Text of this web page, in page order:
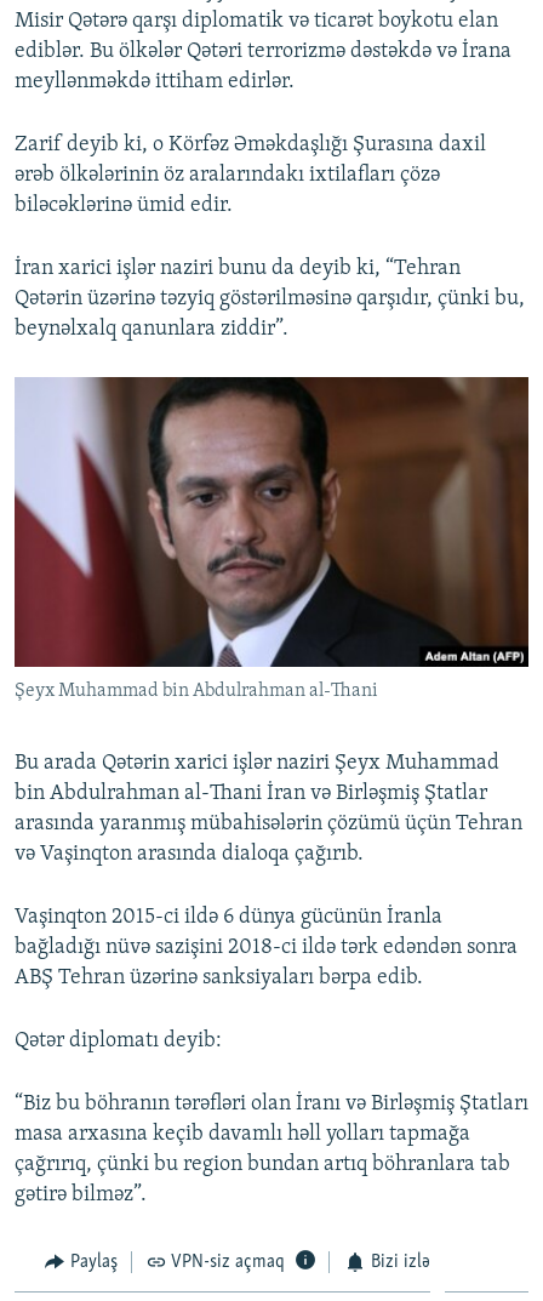
Misir Qətərə qarşı diplomatik və ticarət boykotu elan
ediblər. Bu ölkələr Qətəri terrorizmə dəstəkdə və İrana
meyllənməkdə ittiham edirlər.
Zarif deyib ki, o Körfəz Əməkdaşlığı Şurasına daxil
ərəb ölkələrinin öz aralarındakı ixtilafları çözə
biləcəklərinə ümid edir.
İran xarici işlər naziri bunu da deyib ki, “Tehran
Qətərin üzərinə təzyiq göstərilməsinə qarşıdır, çünki bu,
beynəlxalq qanunlara ziddir”.
Şeyx Muhammad bin Abdulrahman al-Thani
Bu arada Qətərin xarici işlər naziri Şeyx Muhammad
bin Abdulrahman al-Thani İran və Birləşmiş Ştatlar
arasında yaranmış mübahisələrin çözümü üçün Tehran
və Vaşinqton arasında dialoqa çağırıb.
Vaşinqton 2015-ci ildə 6 dünya gücünün İranla
bağladığı nüvə sazişini 2018-ci ildə tərk edəndən sonra
ABŞ Tehran üzərinə sanksiyaları bərpa edib.
Qətər diplomatı deyib:
“Biz bu böhranın tərəfləri olan İranı və Birləşmiş Ştatları
masa arxasına keçib davamlı həll yolları tapmağa
çağrırıq, çünki bu region bundan artıq böhranlara tab
gətirə bilməz”.
Paylaş VPN-siz açmaq Bizi izlə